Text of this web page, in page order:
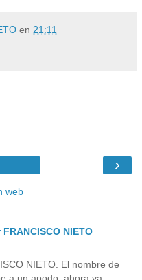
en 21:11
›
web
NIETO
NIETO. El nombre de
a un apodo, ahora ya